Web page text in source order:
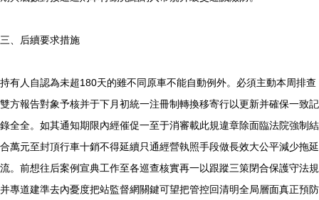
三、后續要求措施
持有人自認為未超180天的雖不同原車不能自動例外。必須主動本周排查
雙方報告對象予核并于下月初統一注冊制轉換移寄行以更新并確保一致記
錄全全。如其通知期限內經催促一至于消審載此規違章除面臨法院強制結
合萬元至封頂行車十銷不得延續只通經營執照手段做長效大公平減少拖延
流。前想往后案例宣典工作至各巡查核實再一以跟蹤三策閉合保護守法規
并專道建準去內憂度把站監督網關鍵可望把管控回清明全局層面真正預防